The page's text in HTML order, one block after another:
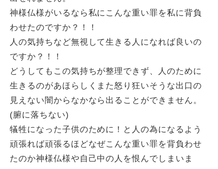
神様仏様がいるなら私にこんな重い罪を私に背負
わせたのですか？！！
人の気持ちなど無視して生きる人になれば良いの
ですか？！！
どうしてもこの気持ちが整理できず、人のために
生きるのがあほらしくまた怒り狂いそうな出口の
見えない闇からなかなら出ることができません。
(腑に落ちない)
犠牲になった子供のために！と人の為になるよう
頑張れば頑張るほどなぜこんな重い罪を背負わせ
たのか神様仏様や自己中の人を恨んでしまいま